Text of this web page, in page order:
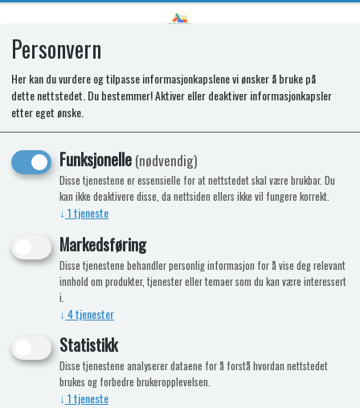
SR CONTROL HOUSING T2090
Personvern
Her kan du vurdere og tilpasse informasjonkapslene vi ønsker å bruke på
dette nettstedet. Du bestemmer! Aktiver eller deaktiver informasjonkapsler
etter eget ønske.
Funksjonelle(nødvendig)
Disse tjenestene er essensielle for at nettstedet skal være brukbar. Du
kan ikke deaktivere disse, da nettsiden ellers ikke vil fungere korrekt.
↓ 1tjeneste
Markedsføring
Disse tjenestene behandler personlig informasjon for å vise deg relevant
innhold om produkter, tjenester eller temaer som du kan være interessert
i.
↓ 4tjenester
Statistikk
Disse tjenestene analyserer dataene for å forstå hvordan nettstedet
brukes og forbedre brukeropplevelsen.
↓ 1tjeneste